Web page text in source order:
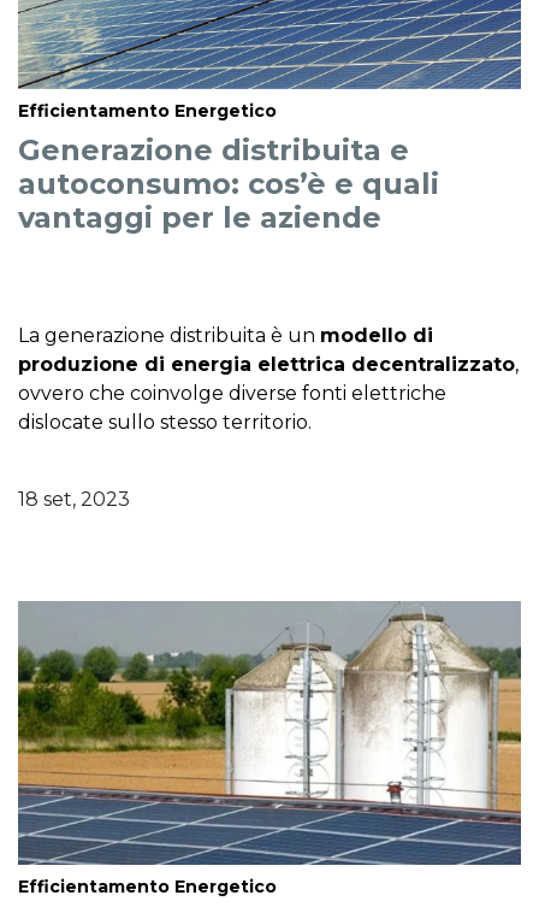
Efficientamento Energetico
Generazione distribuita e
autoconsumo: cos’è e quali
vantaggi per le aziende
La generazione distribuita è un modello di
produzione di energia elettrica decentralizzato,
ovvero che coinvolge diverse fonti elettriche
dislocate sullo stesso territorio.
18 set, 2023
Efficientamento Energetico